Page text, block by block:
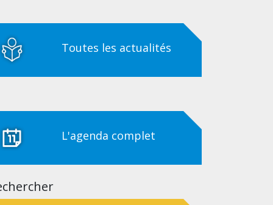
Toutes les actualités
L'agenda complet